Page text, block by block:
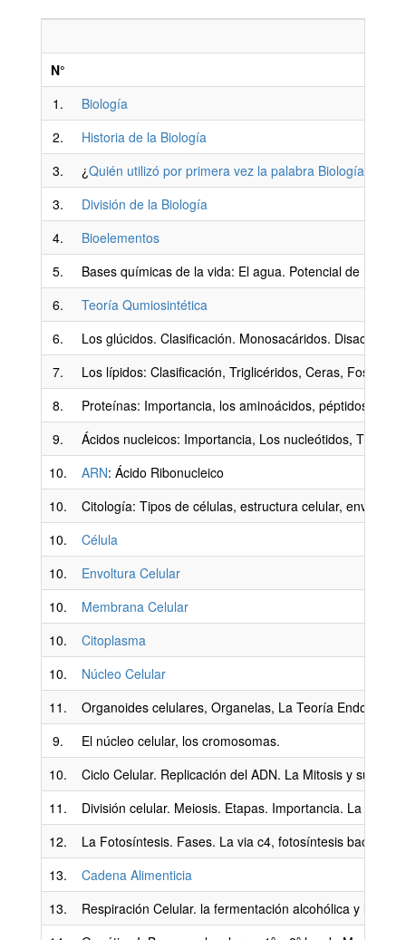
N°
1.
Biología
2.
Historia de la Biología
3.
¿Quién utilizó por primera vez la palabra Biología
3.
División de la Biología
4.
Bioelementos
5.
Bases químicas de la vida: El agua. Potencial de
6.
Teoría Qumiosintética
6.
Los glúcidos. Clasificación. Monosacáridos.
7.
Los lípidos: Clasificación, Triglicéridos, Ceras,
8.
Proteínas: Importancia, los aminoácidos, péptidos,
9.
Ácidos nucleicos: Importancia, Los nucleótidos, Tipos
10.
ARN: Ácido Ribonucleico
10.
Citología: Tipos de células, estructura celular,
10.
Célula
10.
Envoltura Celular
10.
Membrana Celular
10.
Citoplasma
10.
Núcleo Celular
11.
Organoides celulares, Organelas, La Teoría
9.
El núcleo celular, los cromosomas.
10.
Ciclo Celular. Replicación del ADN. La Mitosis y sus
11.
División celular. Meiosis. Etapas. Importancia. La
12.
La Fotosíntesis. Fases. La via c4, fotosíntesis
13.
Cadena Alimenticia
13.
Respiración Celular. la fermentación alcohólica y láctica.